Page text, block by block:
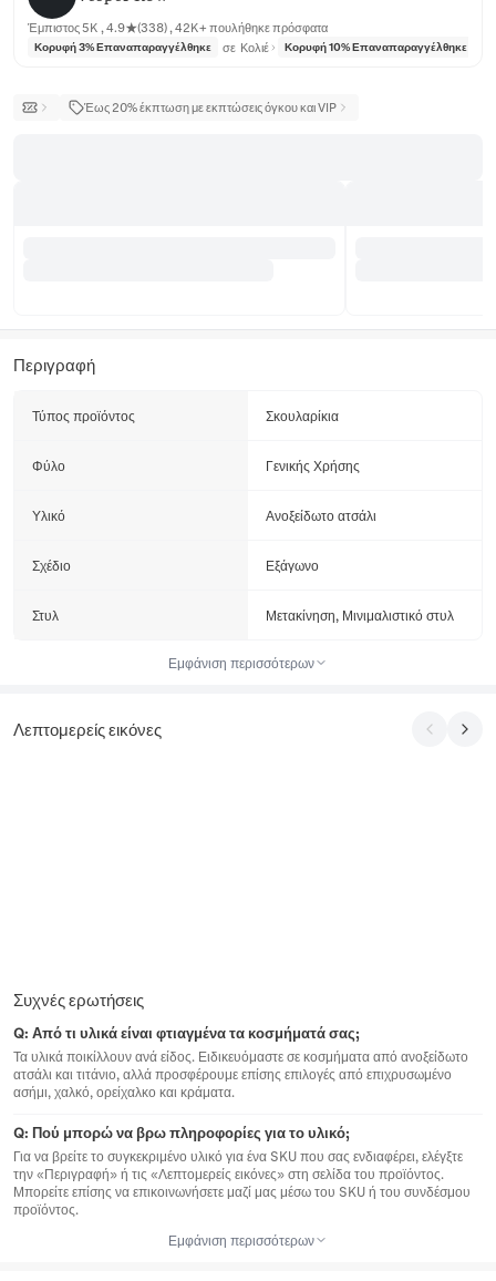
Έμπιστος 5K , 4.9★(338) , 42K+ πουλήθηκε πρόσφατα
Κορυφή 3% Επαναπαραγγέλθηκε σε Κολιέ Κορυφή 10% Επαναπαραγγέλθηκε
Έως 20% έκπτωση με εκπτώσεις όγκου και VIP
Περιγραφή
Τύπος προϊόντος Σκουλαρίκια
Φύλο Γενικής Χρήσης
Υλικό Ανοξείδωτο ατσάλι
Σχέδιο Εξάγωνο
Στυλ Μετακίνηση, Μινιμαλιστικό στυλ
Εμφάνιση περισσότερων
Λεπτομερείς εικόνες
Συχνές ερωτήσεις
Q: Από τι υλικά είναι φτιαγμένα τα κοσμήματά σας;
Τα υλικά ποικίλλουν ανά είδος. Ειδικευόμαστε σε κοσμήματα από ανοξείδωτο
ατσάλι και τιτάνιο, αλλά προσφέρουμε επίσης επιλογές από επιχρυσωμένο
ασήμι, χαλκό, ορείχαλκο και κράματα.
Q: Πού μπορώ να βρω πληροφορίες για το υλικό;
Για να βρείτε το συγκεκριμένο υλικό για ένα SKU που σας ενδιαφέρει, ελέγξτε
την «Περιγραφή» ή τις «Λεπτομερείς εικόνες» στη σελίδα του προϊόντος.
Μπορείτε επίσης να επικοινωνήσετε μαζί μας μέσω του SKU ή του συνδέσμου
προϊόντος.
Εμφάνιση περισσότερων